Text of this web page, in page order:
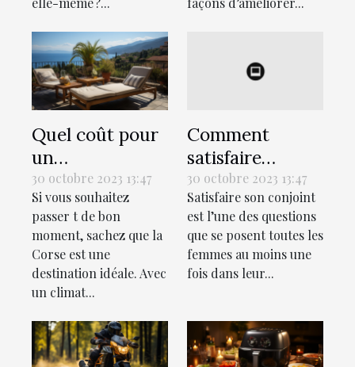
Quel coût pour
un
hébergement
lors des
vacances en
Corse ?
30 octobre 2023 13:47
Si vous souhaitez
passer t de bon
moment, sachez que la
Corse est une
destination idéale. Avec
un climat...
Comment
satisfaire
sexuellement
son conjoint au
lit ?
30 octobre 2023 13:47
Satisfaire son conjoint
est l’une des questions
que se posent toutes les
femmes au moins une
fois dans leur...